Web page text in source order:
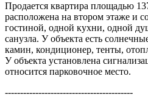
Продается квартира площадью
расположена на втором этаже и
гостиной, одной кухни, одной
санузла. У объекта есть
камин, кондиционер, тенты,
У объекта установлена
относится парковочное место.
------------------------------------------